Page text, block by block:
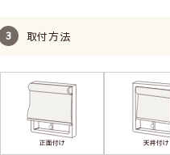
取付方法